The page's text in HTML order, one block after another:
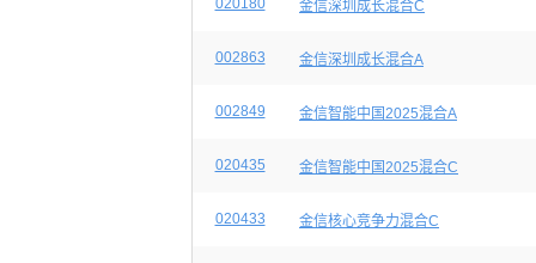
020180 金信深圳成长混合C
002863 金信深圳成长混合A
002849 金信智能中国2025混合A
020435 金信智能中国2025混合C
020433 金信核心竞争力混合C